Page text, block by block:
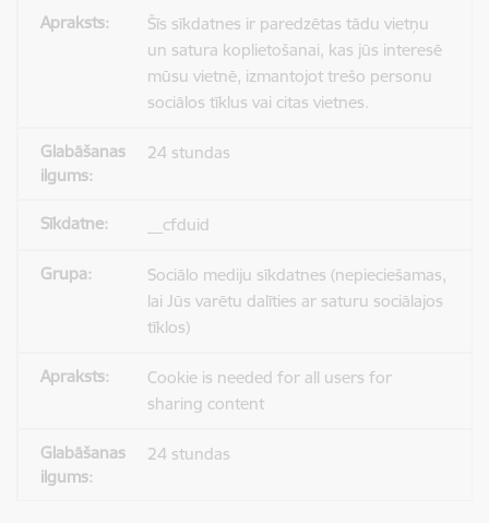
Šīs sīkdatnes ir paredzētas tādu vietņu
un satura koplietošanai, kas jūs interesē
mūsu vietnē, izmantojot trešo personu
sociālos tīklus vai citas vietnes.
24 stundas
__cfduid
Sociālo mediju sīkdatnes (nepieciešamas,
lai Jūs varētu dalīties ar saturu sociālajos
tīklos)
Cookie is needed for all users for
sharing content
24 stundas